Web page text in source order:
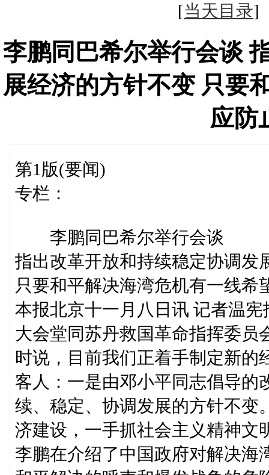
[当天目录
李鹏同巴希尔举行会谈
展经济的方针不变 只要
应防
第1版(要闻)
专栏：
李鹏同巴希尔举行会谈
指出改革开放和持续稳定协调发
只要和平解决海湾危机有一线希
本报北京十一月八日讯 记者温
大会堂同苏丹救国革命指挥委员
时说，目前我们正着手制定新的
客人：一是由邓小平同志倡导的
续、稳定、协调发展的方针不变
济建设，一手抓社会主义精神文
李鹏在介绍了中国政府对解决海